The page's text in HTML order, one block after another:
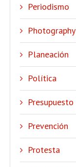
Periodismo
Photography
Planeación
Política
Presupuesto
Prevención
Protesta